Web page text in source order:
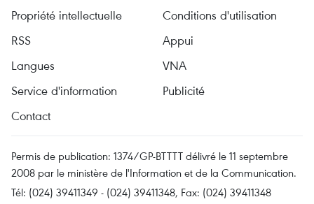
Propriété intellectuelle
Conditions d'utilisation
RSS
Appui
Langues
VNA
Service d'information
Publicité
Contact
Permis de publication: 1374/GP-BTTTT délivré le 11 septembre
2008 par le ministère de l'Information et de la Communication.
Tél: (024) 39411349 - (024) 39411348, Fax: (024) 39411348